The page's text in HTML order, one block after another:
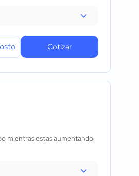
Cotizar
mientras estas aumentando